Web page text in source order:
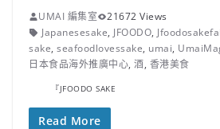
UMAI 編集室
21672 Views
Japanesesake, JFOODO,
sake, seafoodlovessake, umai,
日本食品海外推廣中心, 酒, 香港美食
『JFOODO SAKE
Read More